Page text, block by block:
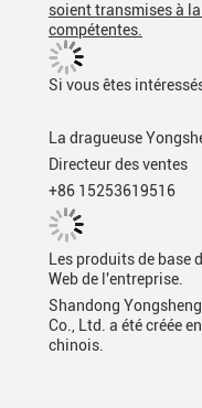
soient transmises à
compétentes.
Si vous êtes
La dragueuse
Directeur des ventes
+86 15253619516
Les produits de base
Web de l'entreprise.
Shandong
Co., Ltd. a été créée
chinois.